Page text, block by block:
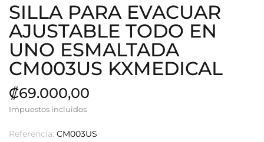
SILLA PARA EVACUAR
AJUSTABLE TODO EN
UNO ESMALTADA
CM003US KXMEDICAL
₡69.000,00
Impuestos incluidos
Referencia: CM003US